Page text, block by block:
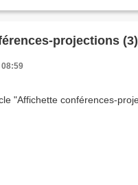
projections (3)
08:59